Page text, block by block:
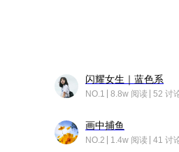
闪耀女生｜蓝色系
NO.1 8.8w 阅读 52 讨
画中捕鱼
NO.2 1.4w 阅读 41 讨